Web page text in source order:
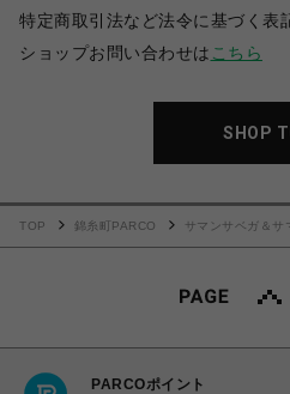
特定商取引法など法令に基づく表
ショップお問い合わせは こちら
SHOP
TOP 錦糸町PARCO
サマンサベガ＆サ
PARCOポイント